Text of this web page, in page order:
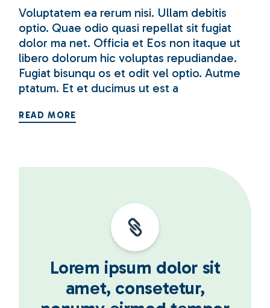
Voluptatem ea rerum nisi. Ullam debitis
optio. Quae odio quasi repellat sit fugiat
dolor ma net. Officia et Eos non itaque ut
libero dolorum hic voluptas repudiandae.
Fugiat bisunqu os et odit vel optio. Autme
ptatum. Et et ducimus ut est a
READ MORE
Lorem ipsum dolor sit
amet, consetetur,